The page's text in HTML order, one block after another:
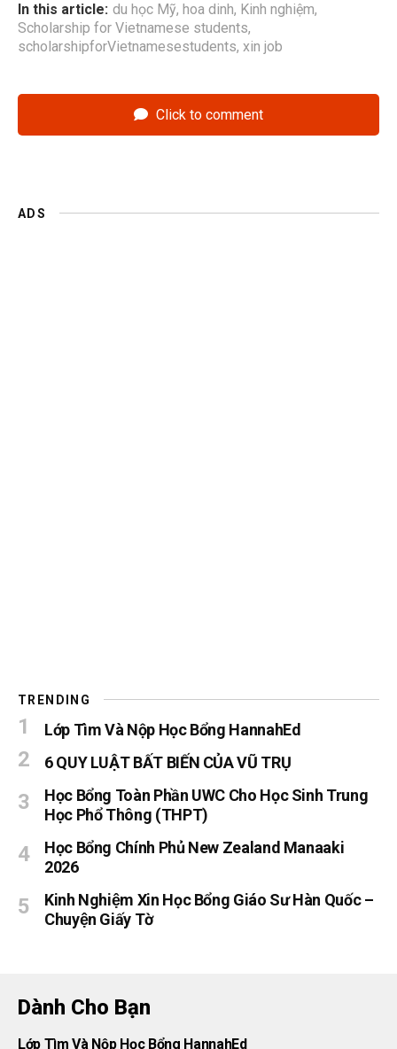
In this article: du học Mỹ, hoa dinh, Kinh nghiệm,
Scholarship for Vietnamese students,
scholarshipforVietnamesestudents, xin job
Click to comment
ADS
TRENDING
Lớp Tìm Và Nộp Học Bổng HannahEd
6 QUY LUẬT BẤT BIẾN CỦA VŨ TRỤ
Học Bổng Toàn Phần UWC Cho Học Sinh Trung
Học Phổ Thông (THPT)
Học Bổng Chính Phủ New Zealand Manaaki
2026
Kinh Nghiệm Xin Học Bổng Giáo Sư Hàn Quốc –
Chuyện Giấy Tờ
Dành Cho Bạn
Lớp Tìm Và Nộp Học Bổng HannahEd